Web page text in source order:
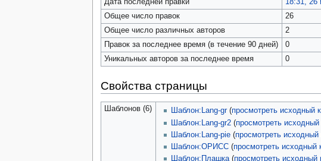
Дата последней правки
18:31, 26
Общее число правок
26
Общее число различных авторов
2
Правок за последнее время (в течение 90 дней)
0
Уникальных авторов за последнее время
0
Свойства страницы
Шаблонов (6) Шаблон:Lang-gr(просмотреть исходный
Шаблон:Lang-gr2 (просмотреть исходный
Шаблон:Lang-pie (просмотреть исходный
Шаблон:ОРИСС (просмотреть исходный
Шаблон:Плашка(просмотреть исходный